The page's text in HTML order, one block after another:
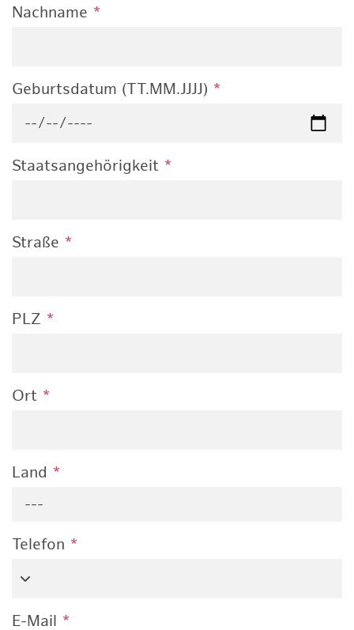
Nachname *
Geburtsdatum (TT.MM.JJJJ) *
Staatsangehörigkeit *
Straße *
PLZ *
Ort *
Land *
---
Telefon *
E-Mail *